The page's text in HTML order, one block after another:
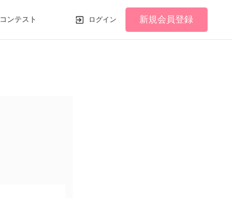
コンテスト ログイン 新規会員登録